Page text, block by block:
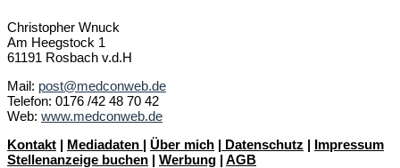
Christopher Wnuck
Am Heegstock 1
61191 Rosbach v.d.H
Mail: post@medconweb.de
Telefon: 0176 /42 48 70 42
Web: www.medconweb.de
Kontakt | Mediadaten | Über mich | Datenschutz | Impressum
Stellenanzeige buchen | Werbung | AGB